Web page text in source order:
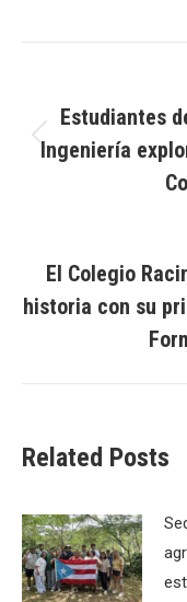
navigation
Estudiantes
Ingeniería
El Colegio
historia con su
Related Posts